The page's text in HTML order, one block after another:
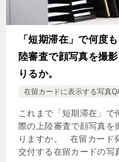
「短期滞在」で何度
陸審査で顔写真を撮
りるか。
在留カードに表示する写真
これまで「短期滞在」
際の上陸審査で顔写真を
りますか。 在留カード
交付する在留カードの